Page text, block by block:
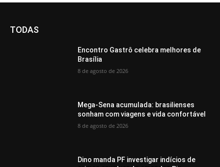
TODAS
Encontro Gastrô celebra melhores de
Brasília
8 de agosto de 2026
Mega-Sena acumulada: brasilienses
sonham com viagens e vida confortável
8 de agosto de 2026
Dino manda PF investigar indícios de